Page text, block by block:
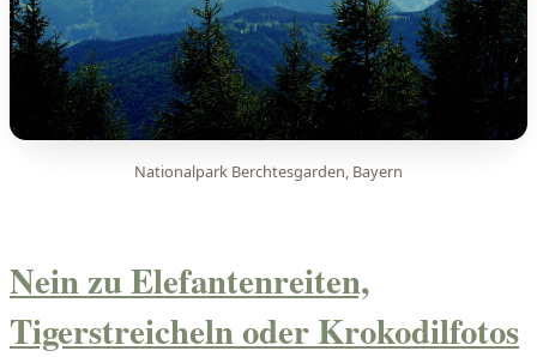
Nationalpark Berchtesgarden, Bayern
Nein zu Elefantenreiten,
Tigerstreicheln oder Krokodilfotos